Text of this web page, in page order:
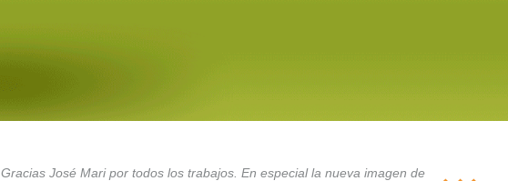
Gracias José Mari por todos los trabajos. En especial la nueva imagen de